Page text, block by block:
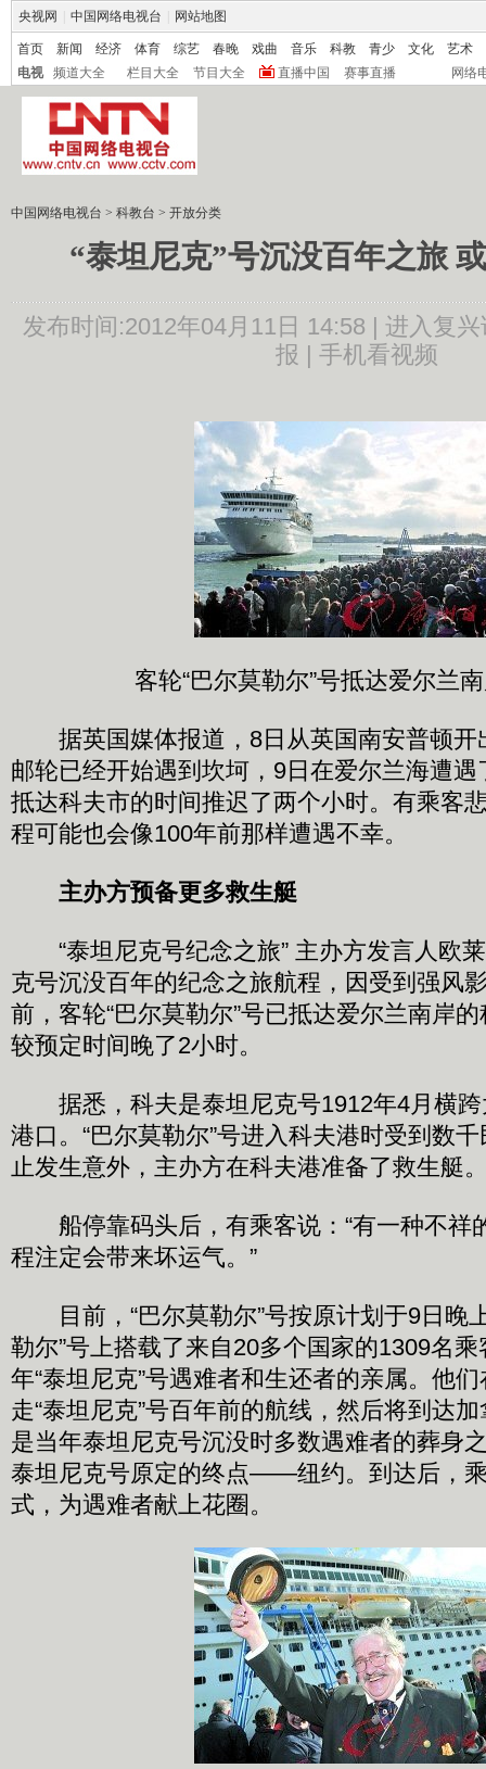
央视网 中国网络电视台 网站地图
首页 新闻 经济 体育 综艺 春晚 戏曲 音乐 科教 青少 文化
艺术
电视
频道大全 栏目大全 节目大全 直播中国 赛事直播 网络
中国网络电视台 > 科教台 > 开放分类
“泰坦尼克”号沉没百年之旅
发布时间:2012年04月11日 14:58 | 进入复兴
报 | 手机看视频
客轮“巴尔莫勒尔”号抵达爱尔兰
据英国媒体报道，8日从英国南安普顿开
邮轮已经开始遇到坎坷，9日在爱尔兰海遭
抵达科夫市的时间推迟了两个小时。有乘客
程可能也会像100年前那样遭遇不幸。
主办方预备更多救生艇
“泰坦尼克号纪念之旅” 主办方发言人欧
克号沉没百年的纪念之旅航程，因受到强风
前，客轮“巴尔莫勒尔”号已抵达爱尔兰南岸
较预定时间晚了2小时。
据悉，科夫是泰坦尼克号1912年4月横跨
港口。“巴尔莫勒尔”号进入科夫港时受到数
止发生意外，主办方在科夫港准备了救生艇
船停靠码头后，有乘客说：“有一种不祥
程注定会带来坏运气。”
目前，“巴尔莫勒尔”号按原计划于9日晚
勒尔”号上搭载了来自20多个国家的1309名
年“泰坦尼克”号遇难者和生还者的亲属。他
走“泰坦尼克”号百年前的航线，然后将到达
是当年泰坦尼克号沉没时多数遇难者的葬身
泰坦尼克号原定的终点——纽约。到达后，
式，为遇难者献上花圈。